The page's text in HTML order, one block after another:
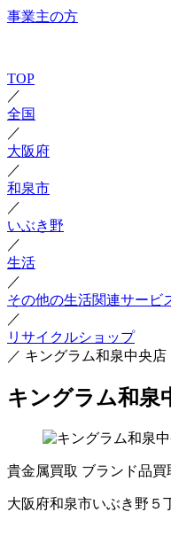
事業主の方
TOP
／
全国
／
大阪府
／
和泉市
／
いぶき野
／
生活
／
その他の生活関連サービ
／
リサイクルショップ
／ キングラム和泉中央店
キングラム和泉
貴金属買取 ブランド品買
大阪府和泉市いぶき野５